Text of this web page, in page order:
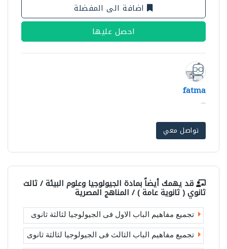
اضافة الى المفضلة
احصل عليها
fatma
...
تواصل معي
قد يهمك أيضاً بمادة الجيولوجيا وعلوم البيئة / ثالث
ثانوي ( ثانوية عامة ) / المناهج المصرية
تجميع مفاهيم الباب الاول فى الجيولوجيا لثالثة ثانوى
تجميع مفاهيم الباب الثالث فى الجيولوجيا لثالثة ثانوى